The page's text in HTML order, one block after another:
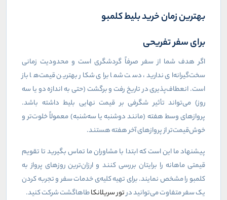
بهترین زمان خرید بلیط کلمبو
برای سفر تفریحی
اگر هدف شما از سفر صرفاً گردشگری است و محدودیت زمانی
سخت‌گیرانه‌ای ندارید، دست شما برای شکار بهترین قیمت‌ها باز
است. انعطاف‌پذیری در تاریخ رفت و برگشت (حتی به اندازه دو یا سه
روز) می‌تواند تأثیر شگرفی بر قیمت نهایی بلیط داشته باشد.
پروازهای وسط هفته (مانند دوشنبه یا سه‌شنبه) معمولاً خلوت‌تر و
خوش‌قیمت‌تر از پروازهای آخر هفته هستند.
پیشنهاد ما این است که ابتدا با مشاوران ما تماس بگیرید تا تقویم
قیمتی ماهانه را برایتان بررسی کنند و ارزان‌ترین روزهای پرواز به
کلمبو را مشخص نمایند. برای تهیه کلیه‌ی خدمات سفر و تجربه کردن
یک سفر متفاوت می‌توانید درتور سریلانکاطاهاگشت شرکت کنید.